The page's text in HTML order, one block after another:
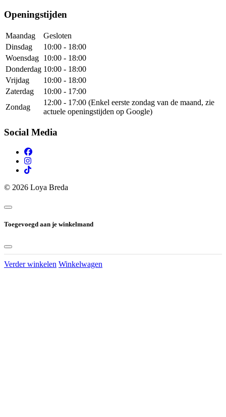
Openingstijden
Maandag
Gesloten
Dinsdag
10:00 - 18:00
Woensdag 10:00 - 18:00
Donderdag 10:00 - 18:00
Vrijdag
10:00 - 18:00
Zaterdag
10:00 - 17:00
Zondag
12:00 - 17:00 (Enkel eerste zondag van de maand, zie
actuele openingstijden op Google)
Social Media
© 2026 Loya Breda
Toegevoegd aan je winkelmand
Verder winkelen Winkelwagen